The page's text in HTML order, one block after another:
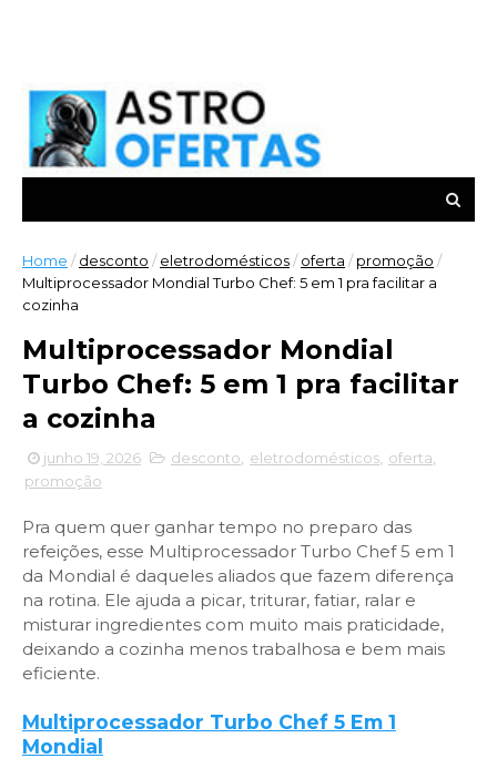
Home / desconto / eletrodomésticos/ oferta / promoção /
Multiprocessador Mondial Turbo Chef: 5 em 1 pra facilitar a
cozinha
Multiprocessador Mondial
Turbo Chef: 5 em 1 pra facilitar
a cozinha
junho 19, 2026 desconto eletrodomésticos oferta
promoção
Pra quem quer ganhar tempo no preparo das
refeições, esse Multiprocessador Turbo Chef 5 em 1
da Mondial é daqueles aliados que fazem diferença
na rotina. Ele ajuda a picar, triturar, fatiar, ralar e
misturar ingredientes com muito mais praticidade,
deixando a cozinha menos trabalhosa e bem mais
eficiente.
Multiprocessador Turbo Chef 5 Em 1
Mondial